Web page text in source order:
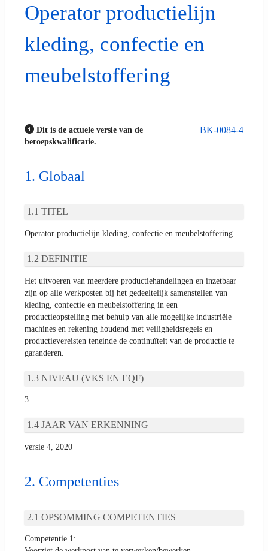
Operator productielijn
kleding, confectie en
meubelstoffering
BK-0084-4
Dit is de actuele versie van de
beroepskwalificatie.
Globaal
TITEL
Operator productielijn kleding, confectie en meubelstoffering
DEFINITIE
Het uitvoeren van meerdere productiehandelingen en inzetbaar
zijn op alle werkposten bij het gedeeltelijk samenstellen van
kleding, confectie en meubelstoffering in een
productieopstelling met behulp van alle mogelijke industriële
machines en rekening houdend met veiligheidsregels en
productievereisten teneinde de continuïteit van de productie te
garanderen.
NIVEAU (VKS EN EQF)
3
JAAR VAN ERKENNING
versie 4, 2020
Competenties
OPSOMMING COMPETENTIES
Competentie 1: